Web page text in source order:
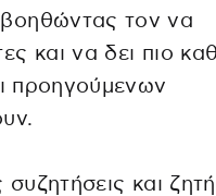
τον να
και να δει πιο
προηγούμενων
συζητήσεις και